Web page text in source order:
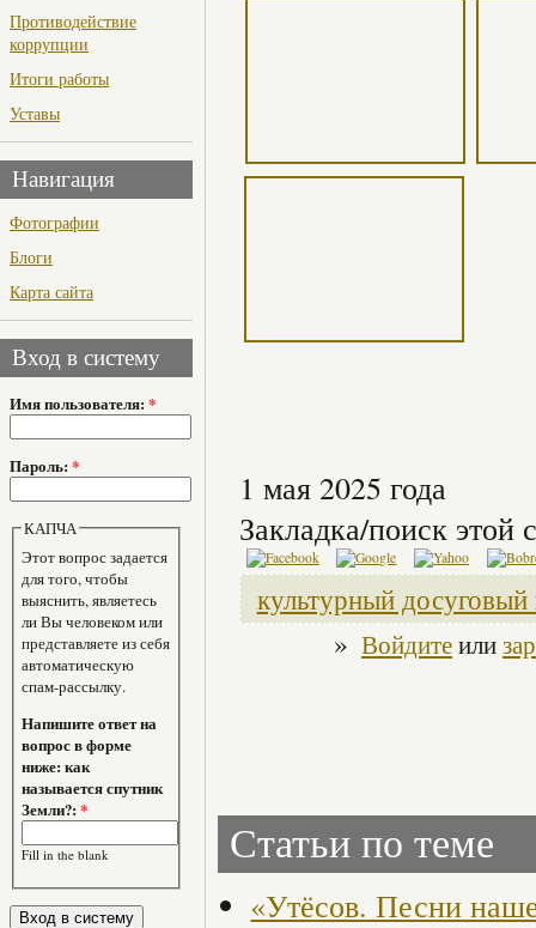
Противодействие
коррупции
Итоги работы
Уставы
Навигация
Фотографии
Блоги
Карта сайта
Вход в систему
Имя пользователя: *
Пароль: *
КАПЧА
Этот вопрос задается
для того, чтобы
выяснить, являетесь
ли Вы человеком или
представляете из себя
автоматическую
спам-рассылку.
Напишите ответ на
вопрос в форме
ниже: как
называется спутник
Земли?:*
Fill in the blank
1 мая 2025 года
Закладка/поиск этой
культурный досуговый
» Войдитеили
Статьи по теме
«Утёсов. Песни